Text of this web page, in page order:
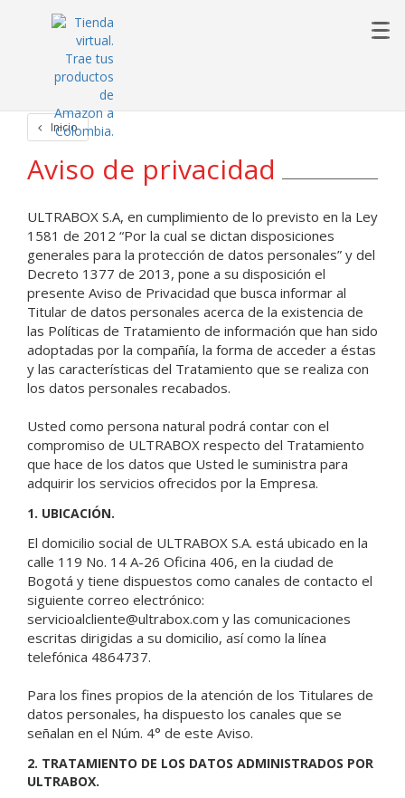
Inicio
Aviso de privacidad
ULTRABOX S.A, en cumplimiento de lo previsto en la Ley
1581 de 2012 “Por la cual se dictan disposiciones
generales para la protección de datos personales” y del
Decreto 1377 de 2013, pone a su disposición el
presente Aviso de Privacidad que busca informar al
Titular de datos personales acerca de la existencia de
las Políticas de Tratamiento de información que han sido
adoptadas por la compañía, la forma de acceder a éstas
y las características del Tratamiento que se realiza con
los datos personales recabados.
Usted como persona natural podrá contar con el
compromiso de ULTRABOX respecto del Tratamiento
que hace de los datos que Usted le suministra para
adquirir los servicios ofrecidos por la Empresa.
1. UBICACIÓN.
El domicilio social de ULTRABOX S.A. está ubicado en la
calle 119 No. 14 A-26 Oficina 406, en la ciudad de
Bogotá y tiene dispuestos como canales de contacto el
siguiente correo electrónico:
servicioalcliente@ultrabox.com y las comunicaciones
escritas dirigidas a su domicilio, así como la línea
telefónica 4864737.
Para los fines propios de la atención de los Titulares de
datos personales, ha dispuesto los canales que se
señalan en el Núm. 4° de este Aviso.
2. TRATAMIENTO DE LOS DATOS ADMINISTRADOS POR
ULTRABOX.